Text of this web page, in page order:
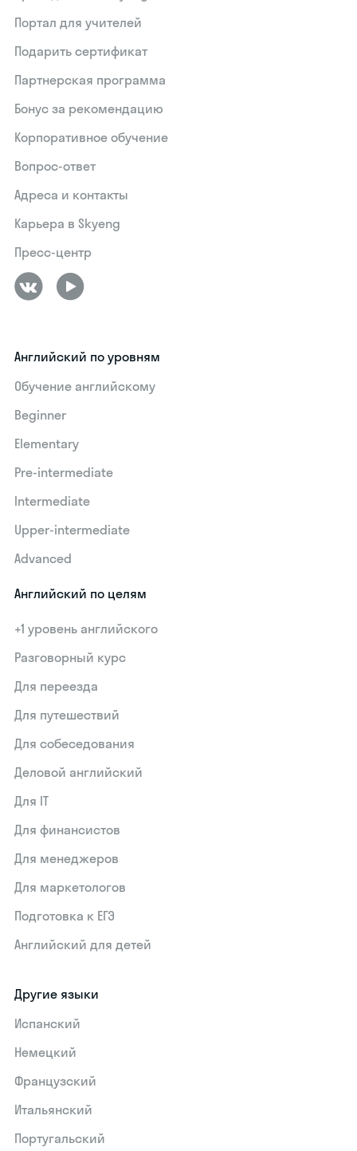
Портал для учителей
Подарить сертификат
Партнерская программа
Бонус за рекомендацию
Корпоративное обучение
Вопрос-ответ
Адреса и контакты
Карьера в Skyeng
Пресс-центр
Английский по уровням
Обучение английскому
Beginner
Elementary
Pre-intermediate
Intermediate
Upper-intermediate
Advanced
Английский по целям
+1 уровень английского
Разговорный курс
Для переезда
Для путешествий
Для собеседования
Деловой английский
Для IT
Для финансистов
Для менеджеров
Для маркетологов
Подготовка к ЕГЭ
Английский для детей
Другие языки
Испанский
Немецкий
Французский
Итальянский
Португальский